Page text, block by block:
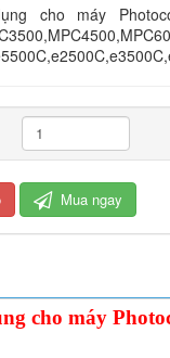
cho máy
Mua ngay
cho máy